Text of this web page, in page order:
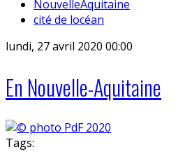
NouvelleAquitaine
cité de locéan
lundi, 27 avril 2020 00:00
En Nouvelle-Aquitaine
Tags: